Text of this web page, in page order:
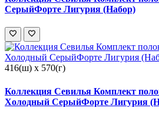
СерыйФорте Лигурия (Набор)
416(ш) x 570(г)
Коллекция Севилья Комплект
Холодный СерыйФорте Лигурия